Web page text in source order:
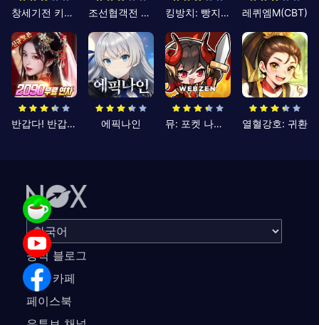
창세기전 키우기 조선협객전 클래식 킹방치: 빵지의 제왕 레퀴엠M(CBT)
반갑다! 반갑삼국지 에픽나인 뮤: 포켓 나이츠 열혈강호: 귀환
공식 블로그
공식 카페
페이스북